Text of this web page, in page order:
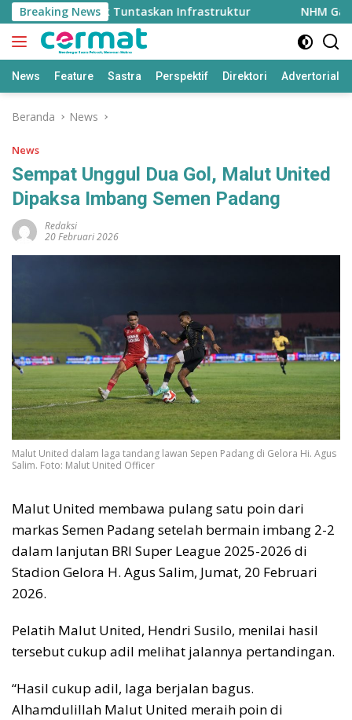
Langsung
ke
konten
Breaking News
Triliun untuk Tuntaskan Infrastruktur NHM
News Feature Sastra Perspektif Direktori Advertorial
Beranda News
News
Sempat Unggul Dua Gol, Malut United
Dipaksa Imbang Semen Padang
Redaksi
20 Februari 2026
Malut United dalam laga tandang lawan Sepen Padang di Gelora Hi. Agus
Salim. Foto: Malut United Officer
Malut United membawa pulang satu poin dari
markas Semen Padang setelah bermain imbang 2-2
dalam lanjutan BRI Super League 2025-2026 di
Stadion Gelora H. Agus Salim, Jumat, 20 Februari
2026.
Pelatih Malut United, Hendri Susilo, menilai hasil
tersebut cukup adil melihat jalannya pertandingan.
“Hasil cukup adil, laga berjalan bagus.
Alhamdulillah Malut United meraih poin di